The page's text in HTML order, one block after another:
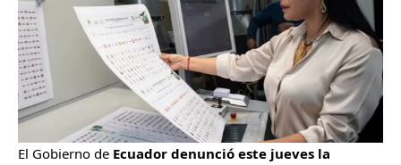
El Gobierno de Ecuador denunció este jueves la